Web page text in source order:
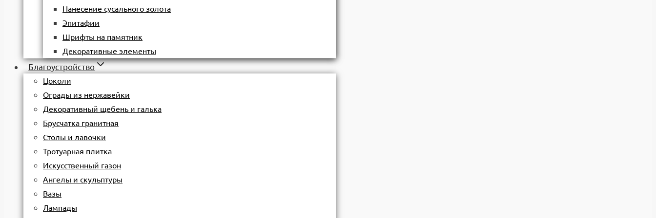
Нанесение сусального золота
Эпитафии
Шрифты на памятник
Декоративные элементы
Благоустройство
Цоколи
Ограды из нержавейки
Декоративный щебень и галька
Брусчатка гранитная
Столы и лавочки
Тротуарная плитка
Искусственный газон
Ангелы и скульптуры
Вазы
Лампады